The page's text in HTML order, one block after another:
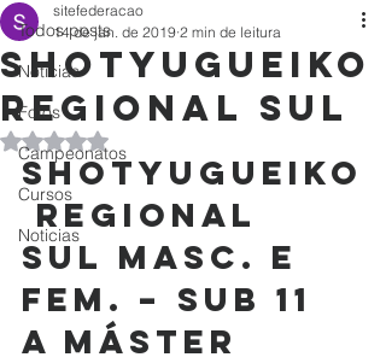
Todos posts
Notícias
Fotos
Campeonatos
Cursos
Noticias
Shotyugueiko
Regional Sul
sitefederacao
14 de jan. de 2019 2 min de leitura
Avaliado com NaN de 5 estrelas.
Shotyugueiko
Regional
Sul Masc. E
Fem. – SUB 11
a Máster